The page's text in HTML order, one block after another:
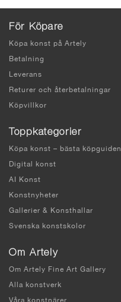
För Köpare
Köpa konst på Artely
Betalning
Leverans
Returer och återbetalningar
Köpvillkor
Toppkategorier
Köpa konst – bästa köpguiden
Digital konst
AI Konst
Konstnyheter
Gallerier & Konsthallar
Svenska konstskolor
Om Artely
Om Artely Fine Art Gallery
Alla konstverk
Våra konstnärer